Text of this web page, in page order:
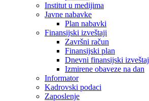
Institut u medijima
Javne nabavke
Plan nabavki
Finansijski izveštaji
Završni račun
Finansijski plan
Dnevni finansijski izveštaj
Izmirene obaveze na dan
Informator
Kadrovski podaci
Zaposlenje